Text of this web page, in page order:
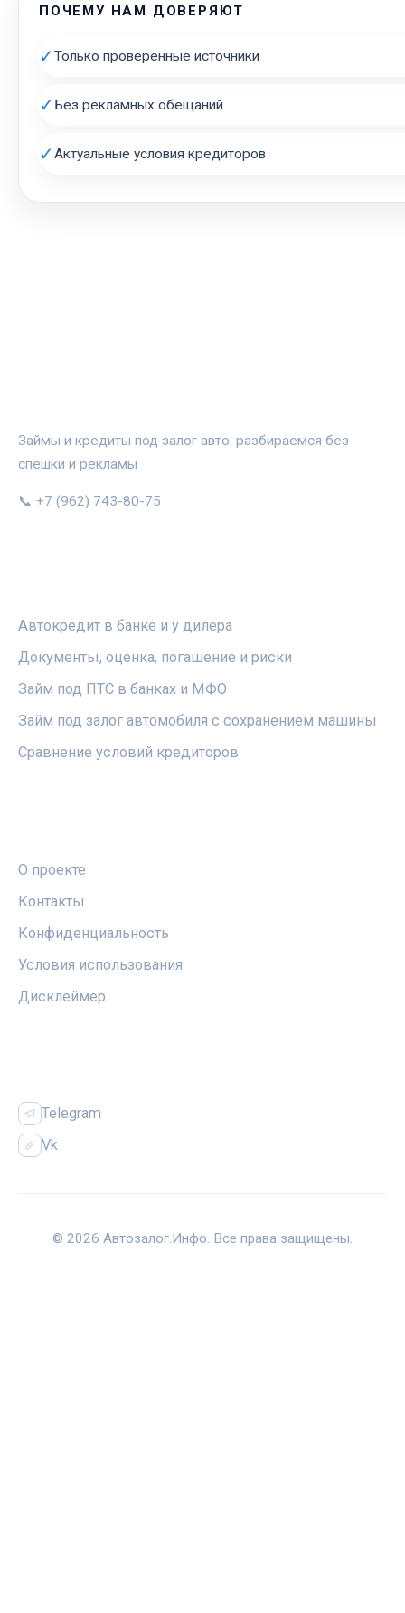
ПОЧЕМУ НАМ ДОВЕРЯЮТ
✓Только проверенные источники
✓ Без рекламных обещаний
✓Актуальные условия кредиторов
Займы и кредиты под залог авто: разбираемся без
спешки и рекламы
📞 +7 (962) 743-80-75
Автокредит в банке и у дилера
Документы, оценка, погашение и риски
Займ под ПТС в банках и МФО
Займ под залог автомобиля с сохранением машины
Сравнение условий кредиторов
О проекте
Контакты
Конфиденциальность
Условия использования
Дисклеймер
Telegram
Vk
© 2026 Автозалог.Инфо. Все права защищены.